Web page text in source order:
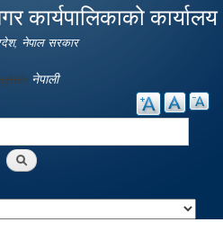
कार्यपालिकाको कार्यालय
नेपाल सरकार
नेपाली